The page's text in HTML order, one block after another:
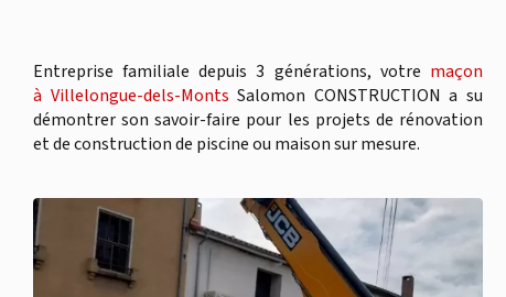
Entreprise familiale depuis 3 générations, votre maçon
à Villelongue-dels-Monts Salomon CONSTRUCTION a su
démontrer son savoir-faire pour les projets de rénovation
et de construction de piscine ou maison sur mesure.